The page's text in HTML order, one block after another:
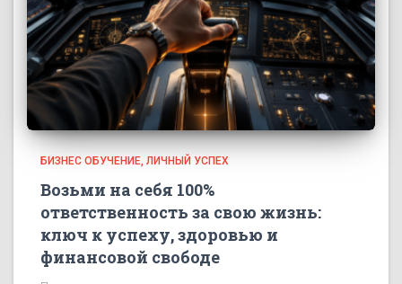
БИЗНЕС ОБУЧЕНИЕ ЛИЧНЫЙ УСПЕХ
Возьми на себя 100%
ответственность за свою жизнь:
ключ к успеху, здоровью и
финансовой свободе